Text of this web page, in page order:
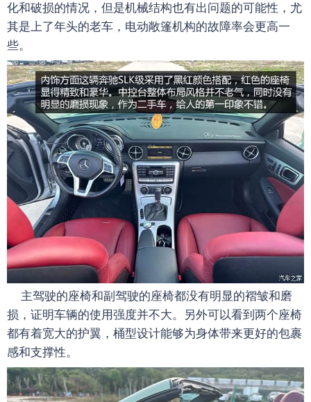
化和破损的情况，但是机械结构也有出问题的可能性，尤
其是上了年头的老车，电动敞篷机构的故障率会更高一
些。
主驾驶的座椅和副驾驶的座椅都没有明显的褶皱和磨
损，证明车辆的使用强度并不大。另外可以看到两个座椅
都有着宽大的护翼，桶型设计能够为身体带来更好的包裹
感和支撑性。